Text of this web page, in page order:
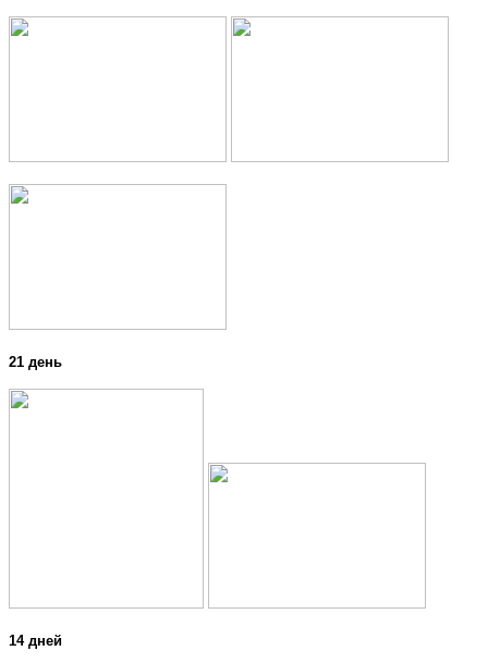
21 день
14 дней